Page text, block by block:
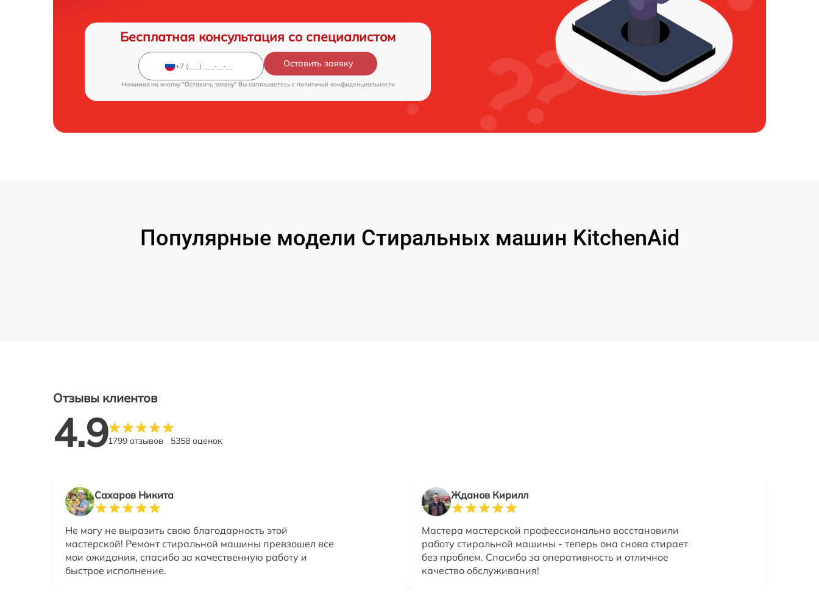
Бесплатная консультация со специалистом
Оставить заявку
Нажимая на кнопку "Оставить заявку" Вы соглашаетесь c политикой конфиденциальности
Популярные модели Стиральных машин KitchenAid
Отзывы клиентов
4.91799 отзывов 5358 оценок
Сахаров Никита
Не могу не выразить свою благодарность этой
мастерской! Ремонт стиральной машины превзошел все
мои ожидания, спасибо за качественную работу и
быстрое исполнение.
Жданов Кирилл
Мастера мастерской профессионально восстановили
работу стиральной машины - теперь она снова стирает
без проблем. Спасибо за оперативность и отличное
качество обслуживания!